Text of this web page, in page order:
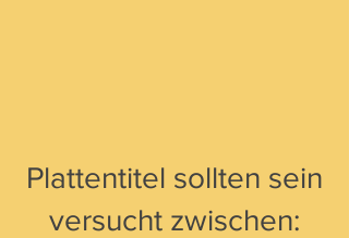
Plattentitel sollten sein
versucht zwischen: